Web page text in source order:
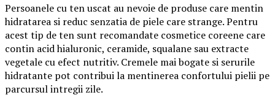
Persoanele cu ten uscat au nevoie de produse care mentin
hidratarea si reduc senzatia de piele care strange. Pentru
acest tip de ten sunt recomandate cosmetice coreene care
contin acid hialuronic, ceramide, squalane sau extracte
vegetale cu efect nutritiv. Cremele mai bogate si serurile
hidratante pot contribui la mentinerea confortului pielii pe
parcursul intregii zile.